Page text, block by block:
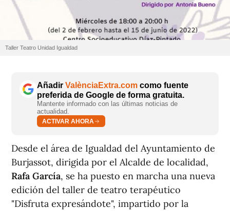
Taller Teatro Unidad Igualdad
Añadir ValènciaExtra.com como fuente
preferida de Google de forma gratuita.
Mantente informado con las últimas noticias de
actualidad.
ACTIVAR AHORA
Desde el área de Igualdad del Ayuntamiento de
Burjassot, dirigida por el Alcalde de localidad,
Rafa García, se ha puesto en marcha una nueva
edición del taller de teatro terapéutico
"Disfruta expresándote", impartido por la